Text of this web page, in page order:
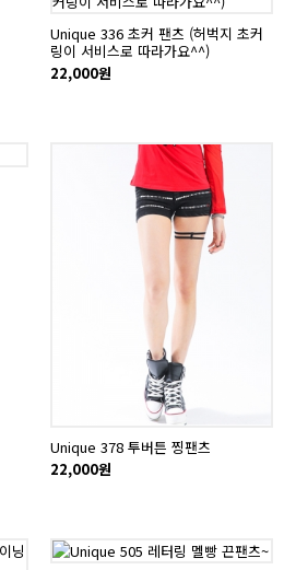
Unique 336 초커 팬츠 (허벅지 초커
링이 서비스로 따라가요^^)
22,000원
Unique 378 투버튼 찡팬츠
22,000원